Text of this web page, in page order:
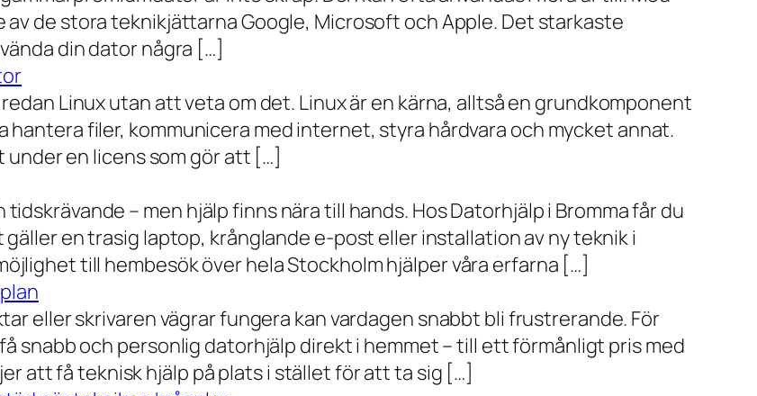
de stora teknikjättarna Google, Microsoft och Apple. Det starkaste
din dator några […]
Linux utan att veta om det. Linux är en kärna, alltså en grundkomponent
filer, kommunicera med internet, styra hårdvara och mycket annat.
en licens som gör att […]
– men hjälp finns nära till hands. Hos Datorhjälp i Bromma får du
en trasig laptop, krånglande e-post eller installation av ny teknik i
till hembesök över hela Stockholm hjälper våra erfarna […]
eller skrivaren vägrar fungera kan vardagen snabbt bli frustrerande. För
snabb och personlig datorhjälp direkt i hemmet – till ett förmånligt pris med
att få teknisk hjälp på plats i stället för att ta sig […]